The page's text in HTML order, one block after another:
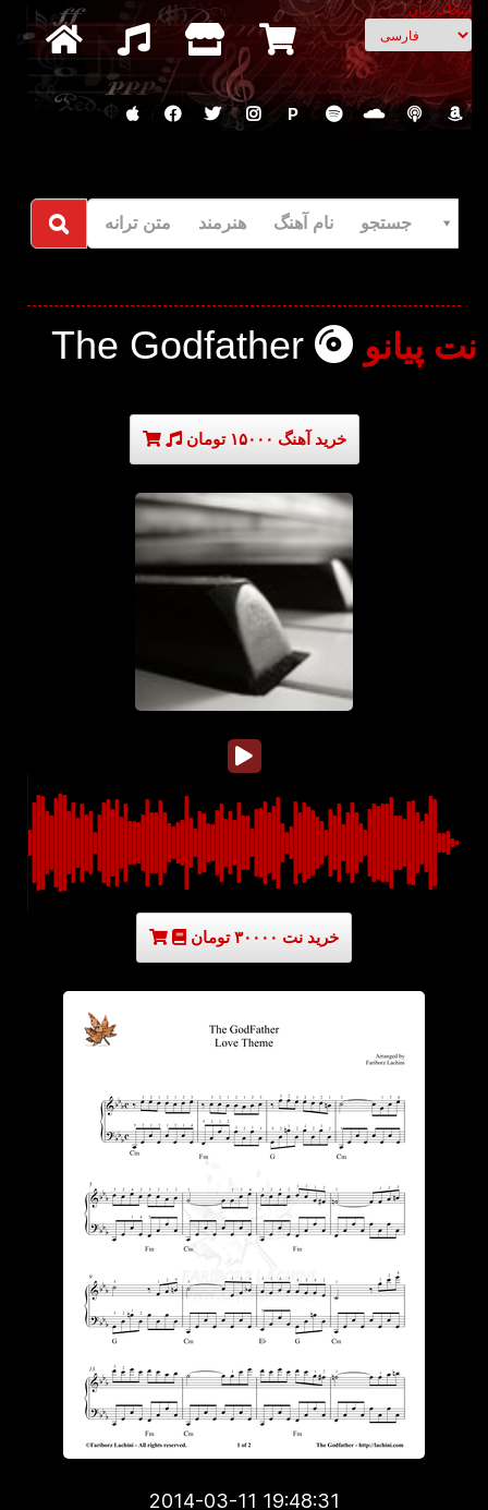
انتخاب زبان
P
جستجو نام آهنگ هنرمند متن ترانه
The Godfather نت پیانو
خرید آهنگ ۱۵۰۰۰ تومان
خرید نت ۳۰۰۰۰ تومان
2014-03-11 19:48:31